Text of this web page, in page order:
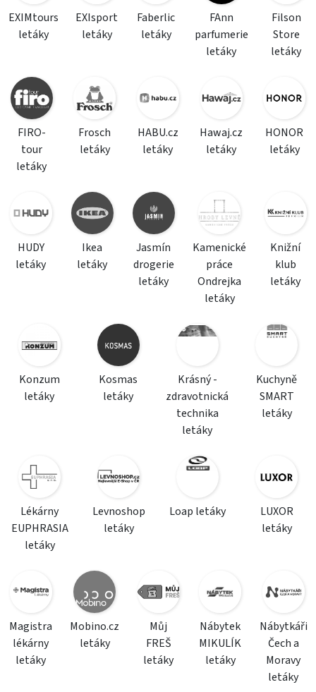
EXIMtours
letáky
EXIsport
letáky
Faberlic
letáky
FAnn
parfumerie
letáky
Filson
Store
letáky
FIRO-
tour
letáky
Frosch
letáky
HABU.cz
letáky
Hawaj.cz
letáky
HONOR
letáky
HUDY
letáky
Ikea
letáky
Jasmín
drogerie
letáky
Kamenické
práce
Ondrejka
letáky
Knižní
klub
letáky
Konzum
letáky
Kosmas
letáky
Krásný -
zdravotnická
technika
letáky
Kuchyně
SMART
letáky
Lékárny
EUPHRASIA
letáky
Levnoshop
letáky
Loap letáky
LUXOR
letáky
Magistra
lékárny
letáky
Mobino.cz
letáky
Můj
FREŠ
letáky
Nábytek
MIKULÍK
letáky
Nábytkáři
Čech a
Moravy
letáky